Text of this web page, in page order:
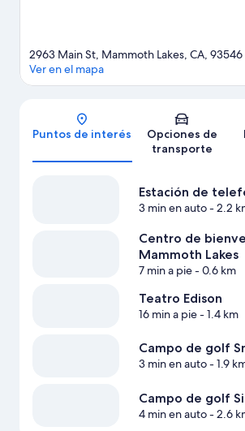
Mapa
2963 Main St, Mammoth Lakes, CA, 93546
Ver en el mapa
Puntos de interés
Opciones de
transporte
Estación de
3 min en auto- 2.2
Centro de
Mammoth Lakes
7 min a pie- 0.6 km
Teatro Edison
16 min a pie- 1.4 km
Campo de golf
3 min en auto- 1.9
Campo de golf
4 min en auto- 2.6